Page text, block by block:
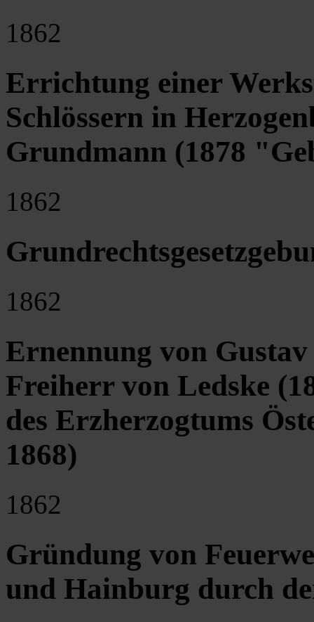
1862
Errichtung einer
Schlössern in
Grundmann (1878
1862
1862
Ernennung von
Freiherr von Ledske
des Erzherzogtums
1868)
1862
Gründung von
und Hainburg durch